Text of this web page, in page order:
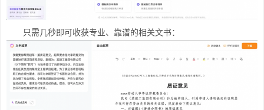
只需几秒即可收获专业、靠谱的相关文书：